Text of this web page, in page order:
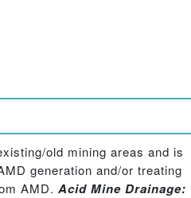
old mining areas and is
generation and/or treating
AMD. Acid Mine Drainage: